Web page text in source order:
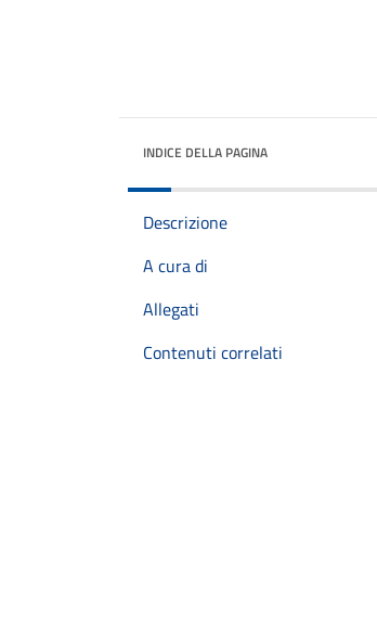
INDICE DELLA PAGINA
Descrizione
A cura di
Allegati
Contenuti correlati